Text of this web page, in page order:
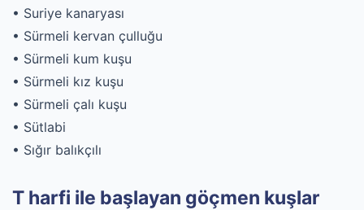
• Suriye kanaryası
• Sürmeli kervan çulluğu
• Sürmeli kum kuşu
• Sürmeli kız kuşu
• Sürmeli çalı kuşu
• Sütlabi
• Sığır balıkçılı
T harfi ile başlayan göçmen kuşlar